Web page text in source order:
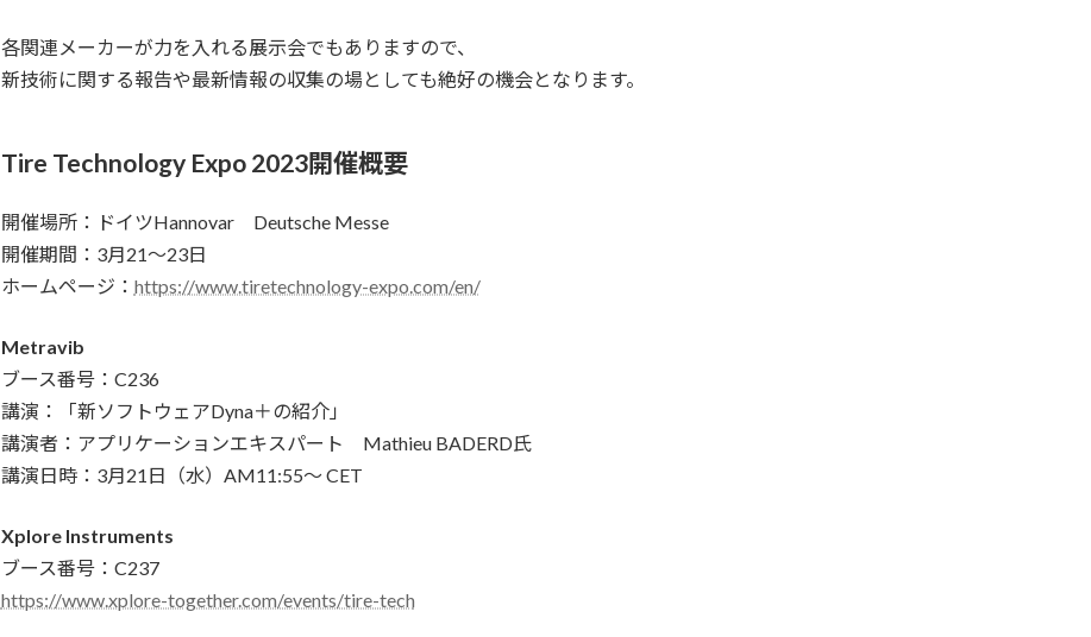
各関連メーカーが力を入れる展示会でもありますので、
新技術に関する報告や最新情報の収集の場としても絶好の機会となります。
Tire Technology Expo 2023開催概要
開催場所：ドイツHannovar Deutsche Messe
開催期間：3月21～23日
ホームページ： https://www.tiretechnology-expo.com/en/
Metravib
ブース番号：C236
講演：「新ソフトウェアDyna＋の紹介」
講演者：アプリケーションエキスパート Mathieu BADERD氏
講演日時：3月21日（水）AM11:55～ CET
Xplore Instruments
ブース番号：C237
https://www.xplore-together.com/events/tire-tech